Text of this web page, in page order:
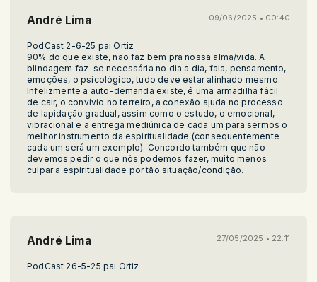
André Lima 09/06/2025 • 00:40
PodCast 2-6-25 pai Ortiz
90% do que existe, não faz bem pra nossa alma/vida. A
blindagem faz-se necessária no dia a dia, fala, pensamento,
emoções, o psicológico, tudo deve estar alinhado mesmo.
Infelizmente a auto-demanda existe, é uma armadilha fácil
de cair, o convívio no terreiro, a conexão ajuda no processo
de lapidação gradual, assim como o estudo, o emocional,
vibracional e a entrega mediúnica de cada um para sermos o
melhor instrumento da espiritualidade (consequentemente
cada um será um exemplo). Concordo também que não
devemos pedir o que nós podemos fazer, muito menos
culpar a espiritualidade por tão situação/condição.
André Lima 27/05/2025 • 22:11
PodCast 26-5-25 pai Ortiz